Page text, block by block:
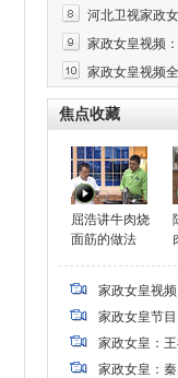
河北卫视家政
家政女皇视频
家政女皇视频
焦点收藏
屈浩讲牛肉烧
面筋的做法
家政女皇视
家政女皇节
家政女皇：
家政女皇：